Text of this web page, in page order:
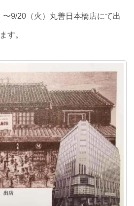
9/20（火）丸善日本橋店にて出
す。